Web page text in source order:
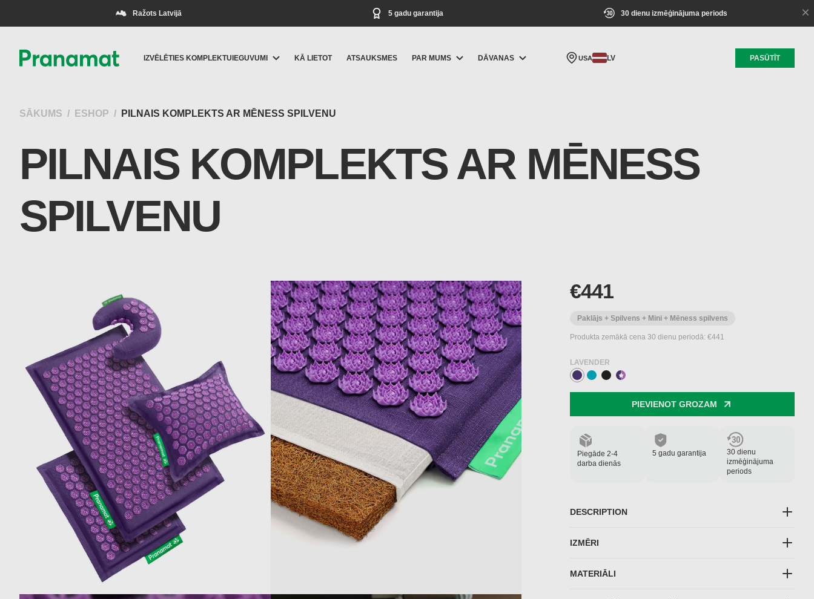
Ražots Latvijā 5 gadu garantija 30 dienu izmēģinājuma periods ×
IZVĒLĒTIES KOMPLEKTU IEGUVUMI KĀ LIETOT ATSAUKSMES PAR MUMS DĀVANAS USA LV PASŪTĪT
SĀKUMS ESHOP PILNAIS KOMPLEKTS AR MĒNESS SPILVENU
PILNAIS KOMPLEKTS AR MĒNESS
SPILVENU
€441
Paklājs + Spilvens + Mini + Mēness spilvens
Produkta zemākā cena 30 dienu periodā: €441
LAVENDER
PIEVIENOT GROZAM
Piegāde 2-4
darba dienās
5 gadu garantija
30 dienu
izmēģinājuma
periods
DESCRIPTION
IZMĒRI
MATERIĀLI